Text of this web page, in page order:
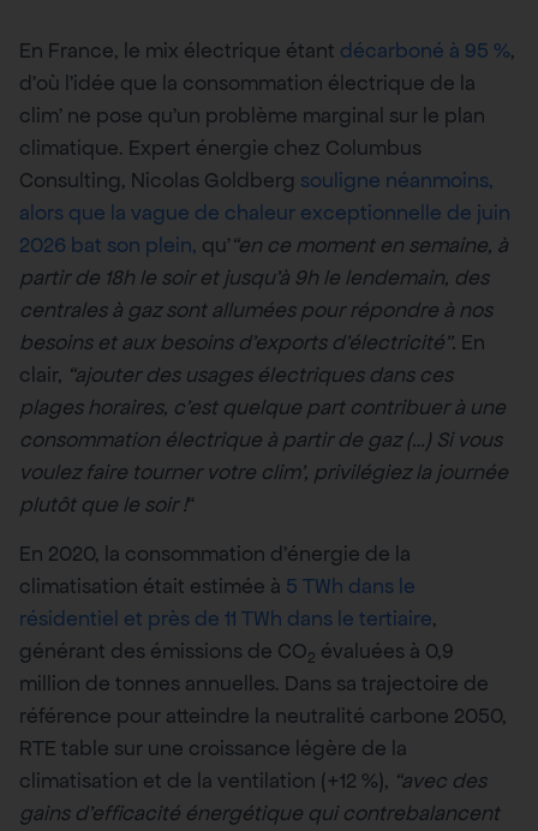
En France, le mix électrique étant décarboné à 95 %,
d’où l’idée que la consommation électrique de la
clim’ ne pose qu’un problème marginal sur le plan
climatique. Expert énergie chez Columbus
Consulting, Nicolas Goldberg souligne néanmoins,
alors que la vague de chaleur exceptionnelle de juin
2026 bat son plein, qu’“en ce moment en semaine, à
partir de 18h le soir et jusqu’à 9h le lendemain, des
centrales à gaz sont allumées pour répondre à nos
besoins et aux besoins d’exports d’électricité”. En
clair, “ajouter des usages électriques dans ces
plages horaires, c’est quelque part contribuer à une
consommation électrique à partir de gaz (…) Si vous
voulez faire tourner votre clim’, privilégiez la journée
plutôt que le soir !“
En 2020, la consommation d’énergie de la
climatisation était estimée à 5 TWh dans le
résidentiel et près de 11 TWh dans le tertiaire,
générant des émissions de CO2 évaluées à 0,9
million de tonnes annuelles. Dans sa trajectoire de
référence pour atteindre la neutralité carbone 2050,
RTE table sur une croissance légère de la
climatisation et de la ventilation (+12 %), “avec des
gains d’efficacité énergétique qui contrebalancent